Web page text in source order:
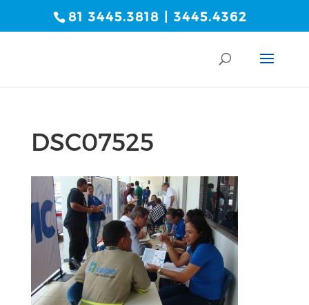
81 3445.3818 | 3445.4362
DSC07525